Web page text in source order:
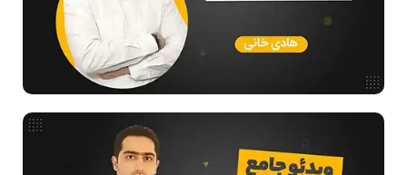
هوش مصنوعی
فیلم حل سوال و تست
مقالات عمومی رشته کامپیوتر